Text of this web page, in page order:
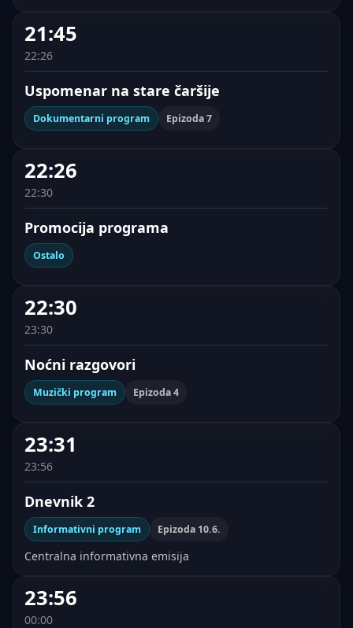
21:45
22:26
Uspomenar na stare čaršije
Dokumentarni program Epizoda 7
22:26
22:30
Promocija programa
Ostalo
22:30
23:30
Noćni razgovori
Muzički program Epizoda 4
23:31
23:56
Dnevnik 2
Informativni program Epizoda 10.6.
Centralna informativna emisija
23:56
00:00